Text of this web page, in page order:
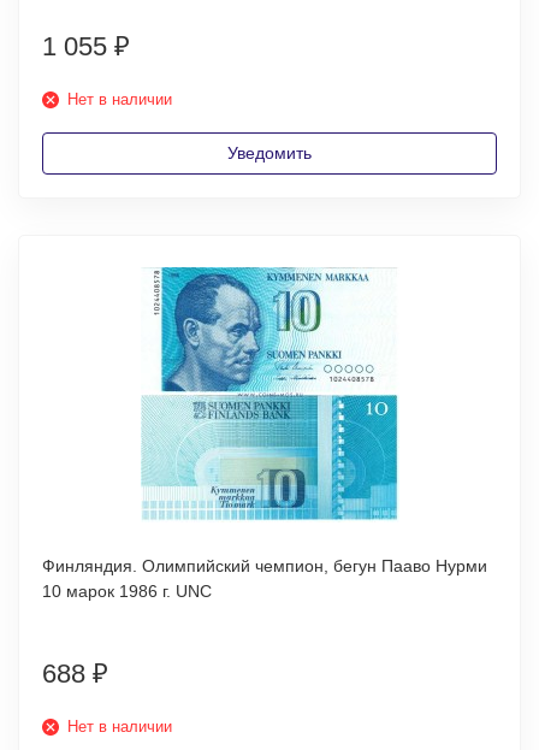
1 055 ₽
Нет в наличии
Уведомить
Финляндия. Олимпийский чемпион, бегун Пааво Нурми
10 марок 1986 г. UNC
688 ₽
Нет в наличии